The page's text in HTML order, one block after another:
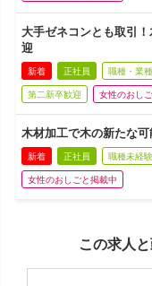
大手ゼネコンとも取引
迎
新着 正社員 職種・業
第二新卒歓迎 女性のおし
木材加工で木の新たな
新着 正社員 職種未経
女性のおしごと掲載中
この求人